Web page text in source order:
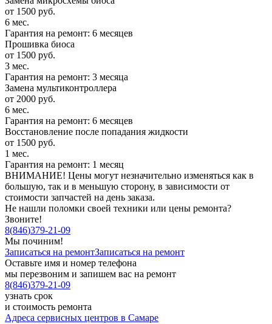
от 1500 руб.
6 мес.
Гарантия на ремонт: 6 месяцев
Прошивка биоса
от 1500 руб.
3 мес.
Гарантия на ремонт: 3 месяца
Замена мультиконтроллера
от 2000 руб.
6 мес.
Гарантия на ремонт: 6 месяцев
Восстановление после попадания жидкости
от 1500 руб.
1 мес.
Гарантия на ремонт: 1 месяц
ВНИМАНИЕ! Цены могут незначительно изменяться как в
большую, так и в меньшую сторону, в зависимости от
стоимости запчастей на день заказа.
Не нашли поломки своей техники или цены ремонта?
Звоните!
8(846)379-21-09
Мы починим!
Записаться на ремонтЗаписаться на ремонт
Оставьте имя и номер телефона
мы перезвоним и запишем вас на ремонт
8(846)379-21-09
узнать срок
и стоимость ремонта
Адреса сервисных центров в Самаре